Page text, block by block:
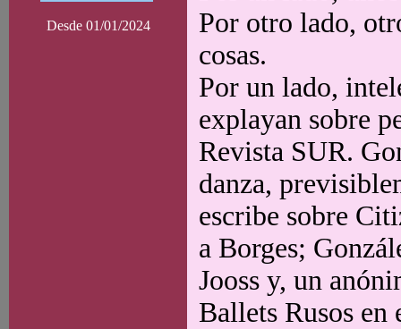
Desde 01/01/2024
Por otro lado,
cosas.
Por un lado,
explayan sobre
Revista SUR.
danza,
escribe sobre
a Borges;
Jooss y, un
Ballets Rusos en